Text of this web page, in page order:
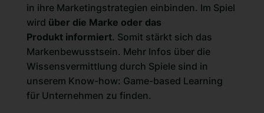
in ihre Marketingstrategien einbinden. Im Spiel
wird über die Marke oder das
Produkt informiert. Somit stärkt sich das
Markenbewusstsein. Mehr Infos über die
Wissensvermittlung durch Spiele sind in
unserem Know-how: Game-based Learning
für Unternehmen zu finden.